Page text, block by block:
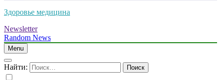
Здоровье медицина
Newsletter
Random News
Menu
Найти: